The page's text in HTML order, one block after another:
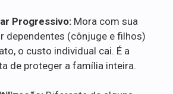
Progressivo: Mora com sua
dependentes (cônjuge e filhos)
o custo individual cai. É a
de proteger a família inteira.